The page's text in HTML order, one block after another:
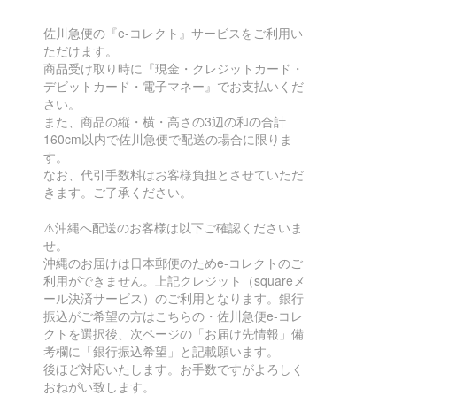
佐川急便の『e-コレクト』サービスをご利用い
ただけます。
商品受け取り時に『現金・クレジットカード・
デビットカード・電子マネー』でお支払いくだ
さい。
また、商品の縦・横・高さの3辺の和の合計
160cm以内で佐川急便で配送の場合に限りま
す。
なお、代引手数料はお客様負担とさせていただ
きます。ご了承ください。
⚠️沖縄へ配送のお客様は以下ご確認くださいま
せ。
沖縄のお届けは日本郵便のためe-コレクトのご
利用ができません。上記クレジット（squareメ
ール決済サービス）のご利用となります。銀行
振込がご希望の方はこちらの・佐川急便e-コレ
クトを選択後、次ページの「お届け先情報」備
考欄に「銀行振込希望」と記載願います。
後ほど対応いたします。お手数ですがよろしく
おねがい致します。